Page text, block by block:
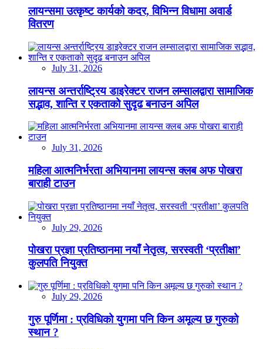
लायन्समा उत्कृष्ट कार्यको कदर, विभिन्न विधामा अवार्ड
वितरण
July 31, 2026
लायन्स अन्तर्राष्ट्रिय डाइरेक्टर राजन लम्सालद्वारा सामाजिक
सद्भाव, शान्ति र एकताको सुदृढ बनाउन अपिल
July 31, 2026
महिला आत्मनिर्भरता अभियानमा लायन्स क्लब अफ पोखरा
बाराही टाउन
July 29, 2026
पोखरा प्रज्ञा प्रतिष्ठानमा नयाँ नेतृत्व, सरस्वती ‘प्रतीक्षा’
कुलपति नियुक्त
July 29, 2026
गुरु पूर्णिमा : प्रविधिको युगमा पनि किन अमूल्य छ गुरुको
स्थान ?